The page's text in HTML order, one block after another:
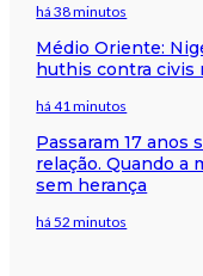
há 38 minutos
Médio Oriente:
huthis contra civis
há 41 minutos
Passaram 17 anos
relação. Quando a
sem herança
há 52 minutos